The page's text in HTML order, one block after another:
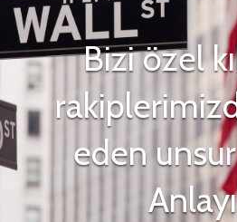
Bizi özel
eden